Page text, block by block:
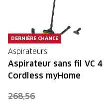
DERNIÈRE CHANCE
Aspirateurs
Aspirateur sans fil VC 4
Cordless myHome
268,56